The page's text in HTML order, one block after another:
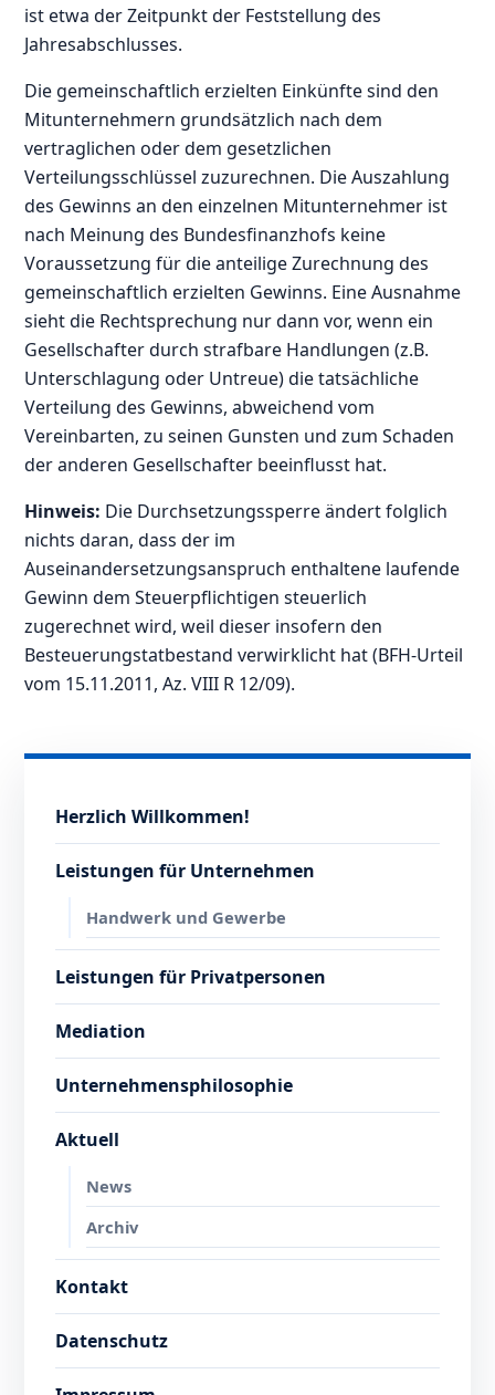
ist etwa der Zeitpunkt der Feststellung des
Jahresabschlusses.
Die gemeinschaftlich erzielten Einkünfte sind den
Mitunternehmern grundsätzlich nach dem
vertraglichen oder dem gesetzlichen
Verteilungsschlüssel zuzurechnen. Die Auszahlung
des Gewinns an den einzelnen Mitunternehmer ist
nach Meinung des Bundesfinanzhofs keine
Voraussetzung für die anteilige Zurechnung des
gemeinschaftlich erzielten Gewinns. Eine Ausnahme
sieht die Rechtsprechung nur dann vor, wenn ein
Gesellschafter durch strafbare Handlungen (z.B.
Unterschlagung oder Untreue) die tatsächliche
Verteilung des Gewinns, abweichend vom
Vereinbarten, zu seinen Gunsten und zum Schaden
der anderen Gesellschafter beeinflusst hat.
Hinweis: Die Durchsetzungssperre ändert folglich
nichts daran, dass der im
Auseinandersetzungsanspruch enthaltene laufende
Gewinn dem Steuerpflichtigen steuerlich
zugerechnet wird, weil dieser insofern den
Besteuerungstatbestand verwirklicht hat (BFH-Urteil
vom 15.11.2011, Az. VIII R 12/09).
Herzlich Willkommen!
Leistungen für Unternehmen
Handwerk und Gewerbe
Leistungen für Privatpersonen
Mediation
Unternehmensphilosophie
Aktuell
News
Archiv
Kontakt
Datenschutz